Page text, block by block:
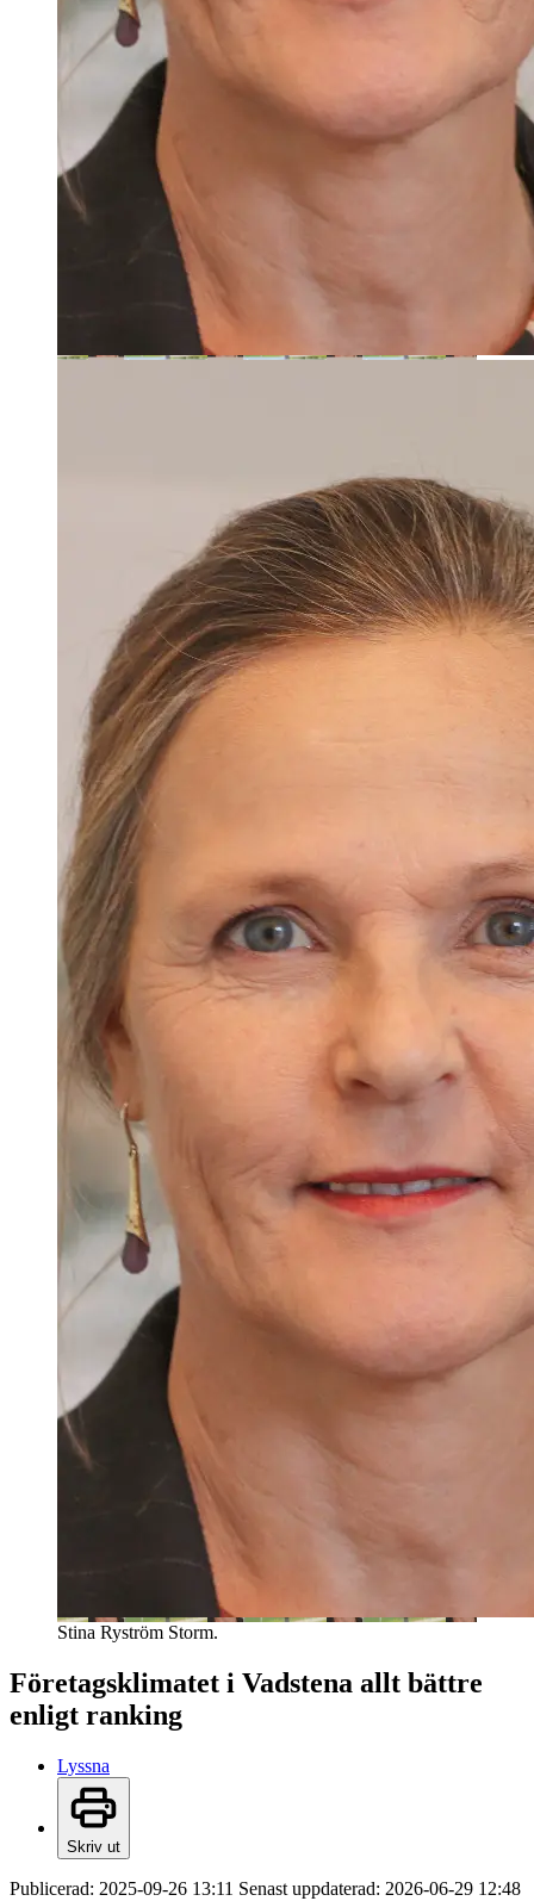
Stina Ryström Storm.
Företagsklimatet i Vadstena allt bättre
enligt ranking
Lyssna
Skriv ut
Publicerad: 2025-09-26 13:11 Senast uppdaterad: 2026-06-29 12:48